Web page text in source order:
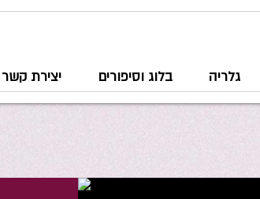
יצירת קשר בלוג וסיפורים גלריה